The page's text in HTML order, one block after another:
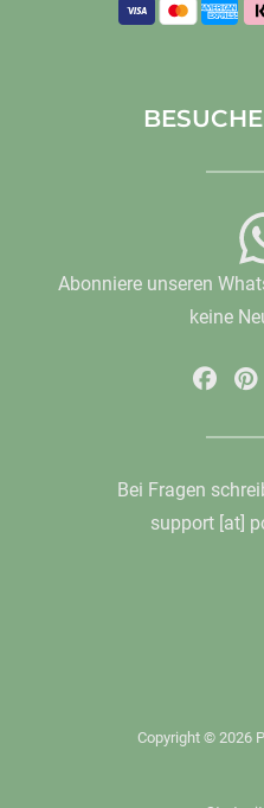
Abonniere unseren
keine
Bei Fragen
support [at]
Copyright © 2026